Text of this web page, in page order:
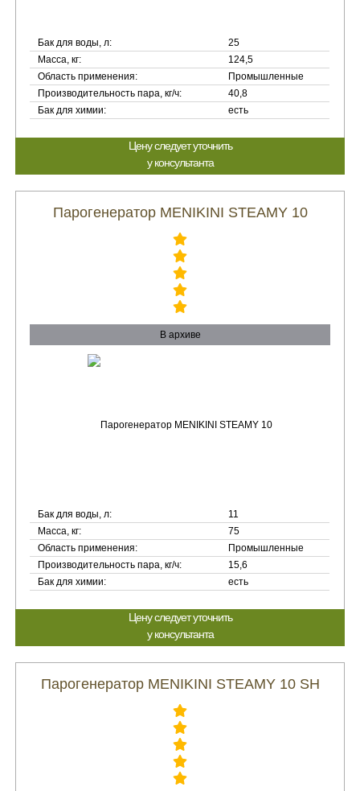
Бак для воды, л:
25
Масса, кг:
124,5
Область применения:
Промышленные
Производительность пара, кг/ч:
40,8
Бак для химии:
есть
Цену следует уточнить
у консультанта
Парогенератор MENIKINI STEAMY 10
В архиве
Бак для воды, л:
11
Масса, кг:
75
Область применения:
Промышленные
Производительность пара, кг/ч:
15,6
Бак для химии:
есть
Цену следует уточнить
у консультанта
Парогенератор MENIKINI STEAMY 10 SH